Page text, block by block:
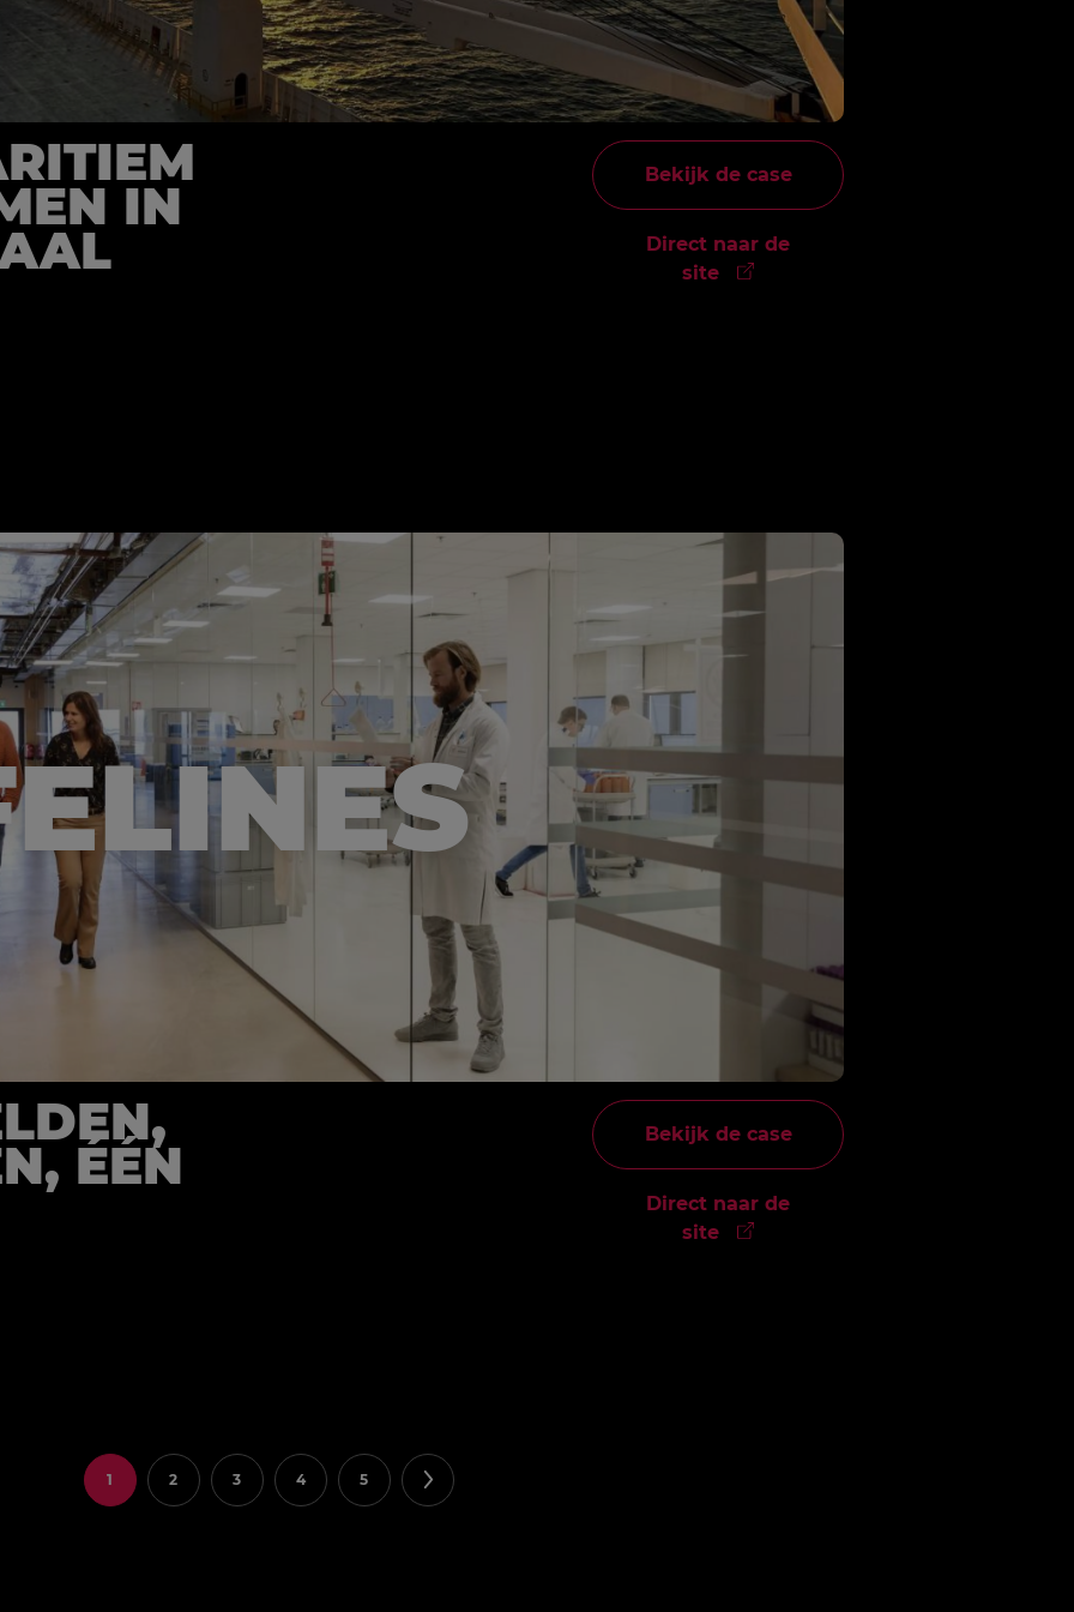
IN
Bekijk de case
Direct naar de
site
ÉÉN
Bekijk de case
Direct naar de
site
1 2 3 4 5